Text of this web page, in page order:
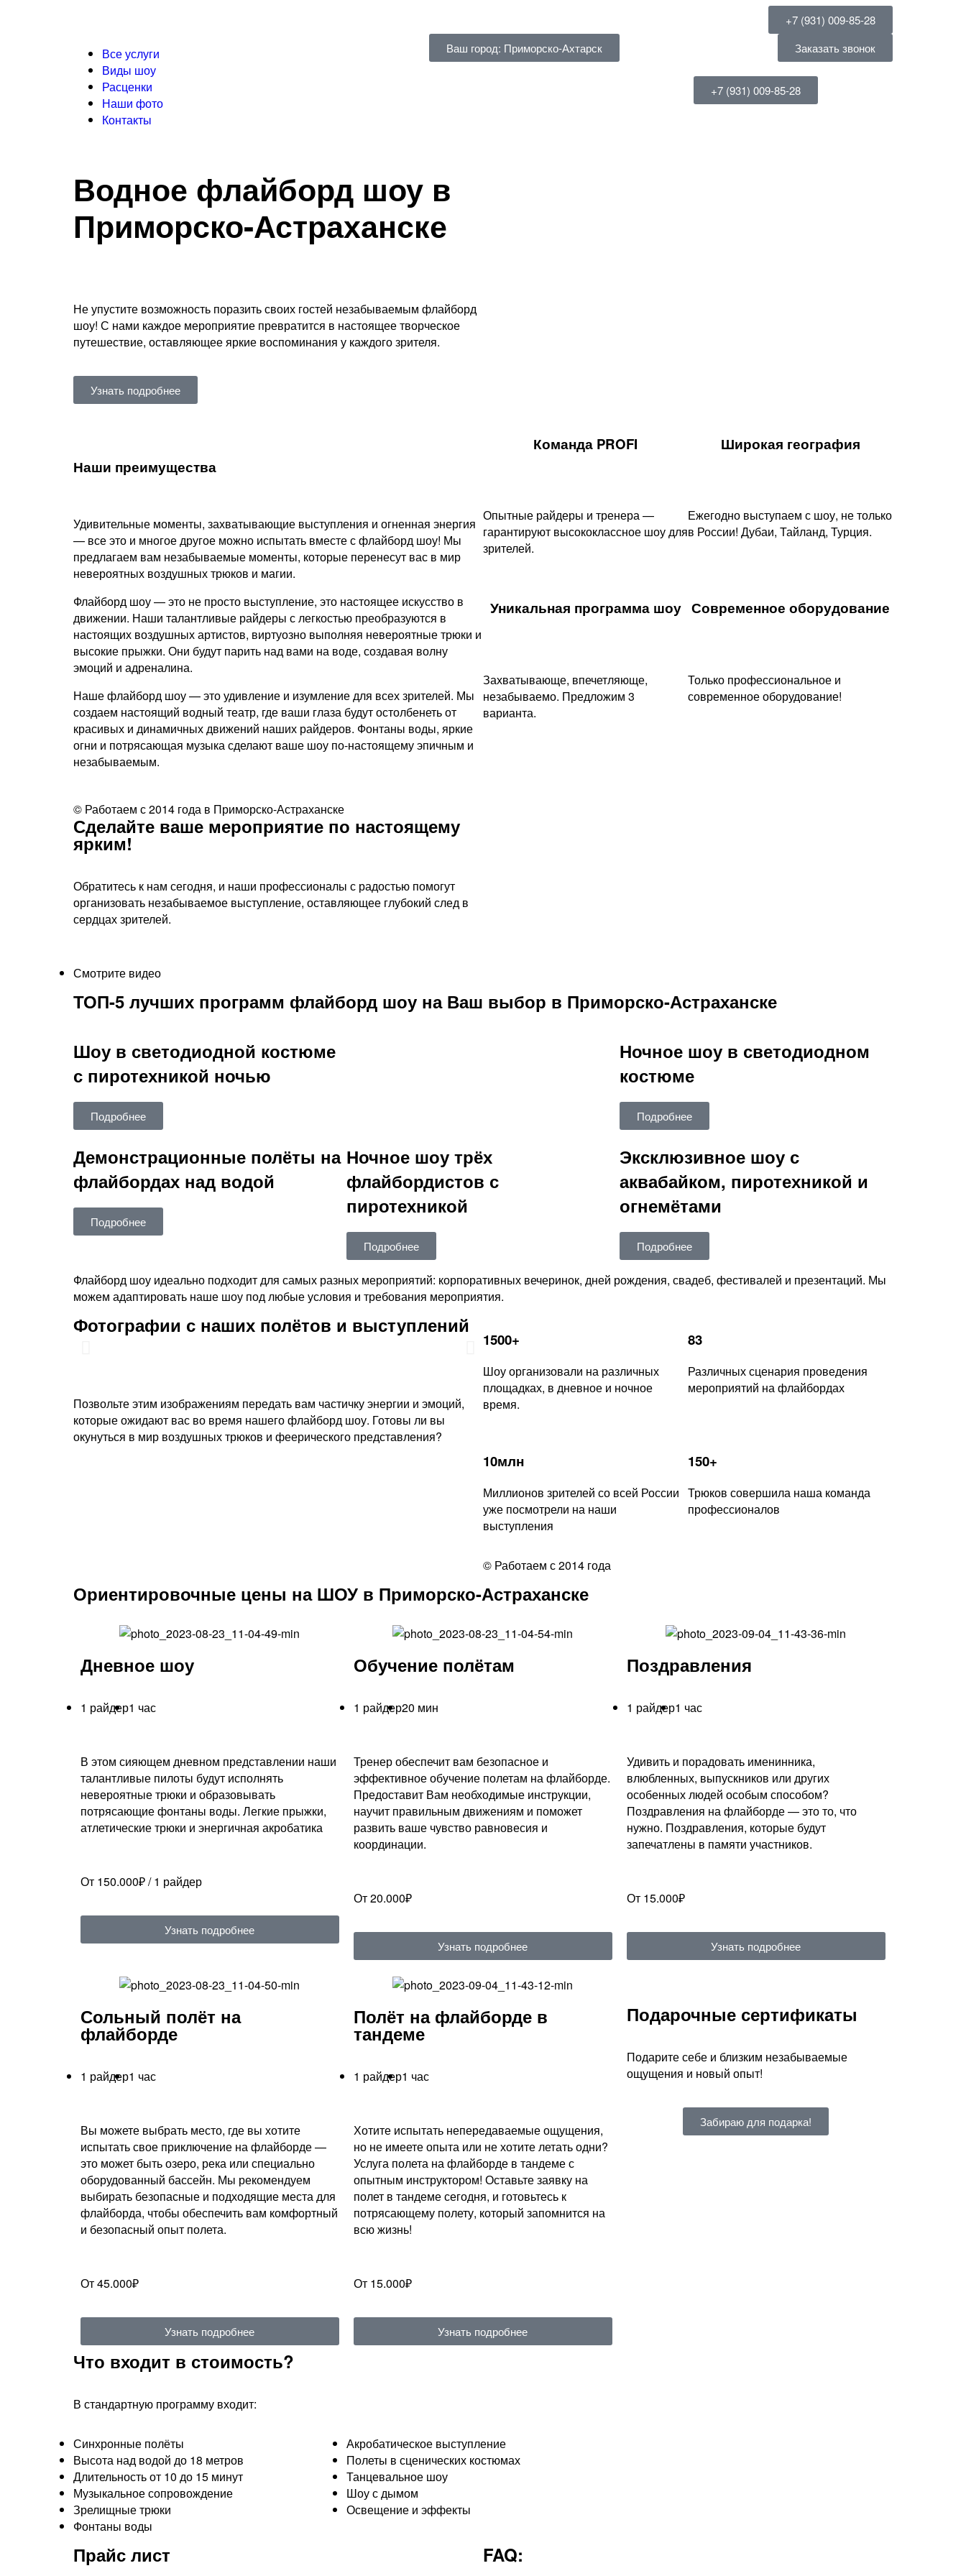
+7 (931) 009-85-28
Все услуги
Виды шоу
Расценки
Наши фото
Контакты
Ваш город: Приморско-Ахтарск Заказать звонок
+7 (931) 009-85-28
Водное флайборд шоу в
Приморско-Астраханске
Не упустите возможность поразить своих гостей незабываемым флайборд
шоу! С нами каждое мероприятие превратится в настоящее творческое
путешествие, оставляющее яркие воспоминания у каждого зрителя.
Узнать подробнее
Наши преимущества
Удивительные моменты, захватывающие выступления и огненная энергия
— все это и многое другое можно испытать вместе с флайборд шоу! Мы
предлагаем вам незабываемые моменты, которые перенесут вас в мир
невероятных воздушных трюков и магии.
Флайборд шоу — это не просто выступление, это настоящее искусство в
движении. Наши талантливые райдеры с легкостью преобразуются в
настоящих воздушных артистов, виртуозно выполняя невероятные трюки и
высокие прыжки. Они будут парить над вами на воде, создавая волну
эмоций и адреналина.
Наше флайборд шоу — это удивление и изумление для всех зрителей. Мы
создаем настоящий водный театр, где ваши глаза будут остолбенеть от
красивых и динамичных движений наших райдеров. Фонтаны воды, яркие
огни и потрясающая музыка сделают ваше шоу по-настоящему эпичным и
незабываемым.
© Работаем с 2014 года в Приморско-Астраханске
Команда PROFI
Опытные райдеры и тренера —
гарантируют высококлассное шоу для
зрителей.
Широкая география
Ежегодно выступаем с шоу, не только
в России! Дубаи, Тайланд, Турция.
Уникальная программа шоу​
Захватывающе, впечетляюще,
незабываемо. Предложим 3
варианта.
Современное оборудование
Только профессиональное и
современное оборудование!
Сделайте ваше мероприятие по настоящему
ярким!​
Обратитесь к нам сегодня, и наши профессионалы с радостью помогут
организовать незабываемое выступление, оставляющее глубокий след в
сердцах зрителей.
Смотрите видео
ТОП-5 лучших программ флайборд шоу на Ваш выбор в Приморско-Астраханске
Шоу в светодиодной костюме
с пиротехникой ночью
Подробнее
Ночное шоу в светодиодном
костюме
Подробнее
Демонстрационные полёты на
флайбордах над водой
Подробнее
Ночное шоу трёх
флайбордистов с
пиротехникой
Подробнее
Эксклюзивное шоу с
аквабайком, пиротехникой и
огнемётами
Подробнее
Флайборд шоу идеально подходит для самых разных мероприятий: корпоративных вечеринок, дней рождения, свадеб, фестивалей и презентаций. Мы
можем адаптировать наше шоу под любые условия и требования мероприятия.
Фотографии с наших полётов и выступлений
Позвольте этим изображениям передать вам частичку энергии и эмоций,
которые ожидают вас во время нашего флайборд шоу. Готовы ли вы
окунуться в мир воздушных трюков и феерического представления?
1500+
Шоу организовали на различных
площадках, в дневное и ночное
время.
83
Различных сценария проведения
мероприятий на флайбордах
10млн
Миллионов зрителей со всей России
уже посмотрели на наши
выступления
150+
Трюков совершила наша команда
профессионалов
© Работаем с 2014 года
Ориентировочные цены на ШОУ в Приморско-Астраханске
Дневное шоу
1 райдер1 час
В этом сияющем дневном представлении наши
талантливые пилоты будут исполнять
невероятные трюки и образовывать
потрясающие фонтаны воды. Легкие прыжки,
атлетические трюки и энергичная акробатика
От 150.000₽ / 1 райдер
Узнать подробнее
Обучение полётам
1 райдер20 мин
Тренер обеспечит вам безопасное и
эффективное обучение полетам на флайборде.
Предоставит Вам необходимые инструкции,
научит правильным движениям и поможет
развить ваше чувство равновесия и
координации.
От 20.000₽
Узнать подробнее
Поздравления
1 райдер1 час
Удивить и порадовать именинника,
влюбленных, выпускников или других
особенных людей особым способом?
Поздравления на флайборде — это то, что
нужно. Поздравления, которые будут
запечатлены в памяти участников.
От 15.000₽
Узнать подробнее
Сольный полёт на
флайборде
1 райдер1 час
Вы можете выбрать место, где вы хотите
испытать свое приключение на флайборде —
это может быть озеро, река или специально
оборудованный бассейн. Мы рекомендуем
выбирать безопасные и подходящие места для
флайборда, чтобы обеспечить вам комфортный
и безопасный опыт полета.
От 45.000₽
Узнать подробнее
Полёт на флайборде в
тандеме
1 райдер1 час
Хотите испытать непередаваемые ощущения,
но не имеете опыта или не хотите летать одни?
Услуга полета на флайборде в тандеме с
опытным инструктором! Оставьте заявку на
полет в тандеме сегодня, и готовьтесь к
потрясающему полету, который запомнится на
всю жизнь!
От 15.000₽
Узнать подробнее
Подарочные сертификаты
Подарите себе и близким незабываемые
ощущения и новый опыт!
Забираю для подарка!
Что входит в стоимость?
В стандартную программу входит:
Синхронные полёты
Высота над водой до 18 метров
Длительность от 10 до 15 минут
Музыкальное сопровождение
Зрелищные трюки
Фонтаны воды​
Акробатическое выступление
Полеты в сценических костюмах
Танцевальное шоу
Шоу с дымом
Освещение и эффекты
Прайс лист FAQ: